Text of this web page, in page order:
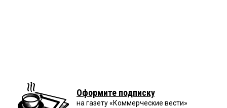
Оформите подписку
на газету «Коммерческие вести»